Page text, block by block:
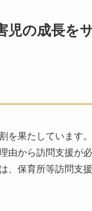
児の成長を
を果たしています
由から訪問支援が
、保育所等訪問支